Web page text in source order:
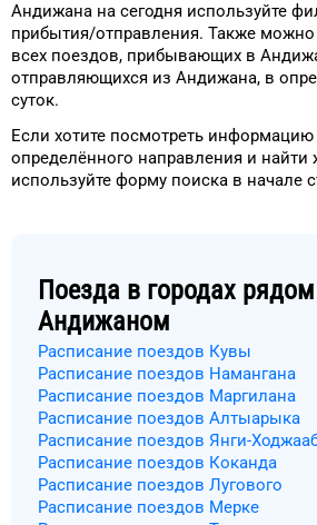
Андижана на сегодня используйте
прибытия/отправления. Также можно
всех поездов, прибывающих в
отправляющихся из Андижана, в
суток.
Если хотите посмотреть информацию
определённого направления и найти
используйте форму поиска в начале
Поезда в городах
Андижаном
Расписание поездов Кувы
Расписание поездов Намангана
Расписание поездов Маргилана
Расписание поездов Алтыарыка
Расписание поездов Янги-
Расписание поездов Коканда
Расписание поездов Лугового
Расписание поездов Мерке